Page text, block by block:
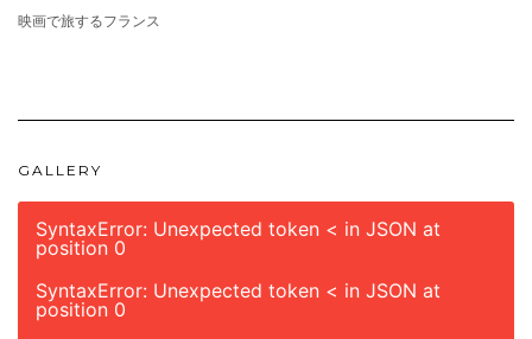
映画で旅するフランス
GALLERY
SyntaxError: Unexpected token < in JSON at
position 0
SyntaxError: Unexpected token < in JSON at
position 0